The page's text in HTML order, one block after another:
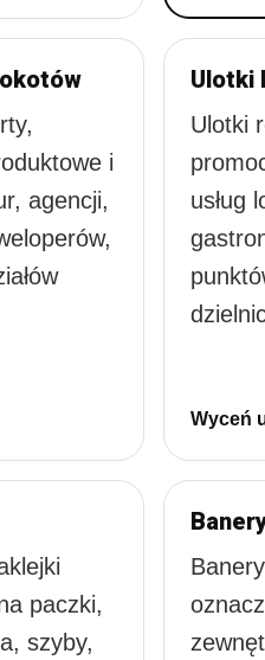
i
agencji,
Ulotki
Ulotki
usług
Wyceń
paczki,
szyby,